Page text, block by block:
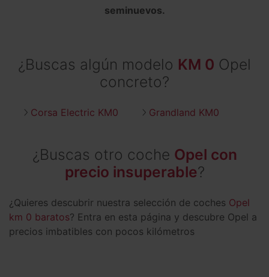
seminuevos.
¿Buscas algún modelo KM 0 Opel
concreto?
Corsa Electric KM0 Grandland KM0
¿Buscas otro coche Opel con
precio insuperable?
¿Quieres descubrir nuestra selección de coches Opel
km 0 baratos? Entra en esta página y descubre Opel a
precios imbatibles con pocos kilómetros